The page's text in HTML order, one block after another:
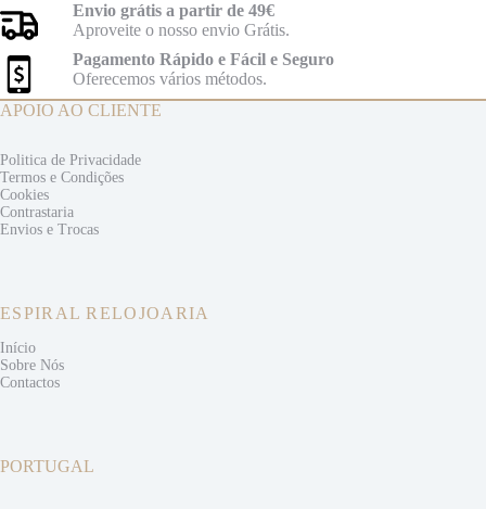
Envio grátis a partir de 49€
Aproveite o nosso envio Grátis.
Pagamento Rápido e Fácil e Seguro
Oferecemos vários métodos.
APOIO AO CLIENTE
Politica de Privacidade
Termos e Condições
Cookies
Contrastaria
Envios e Trocas
ESPIRAL RELOJOARIA
Início
Sobre Nós
Contactos
PORTUGAL